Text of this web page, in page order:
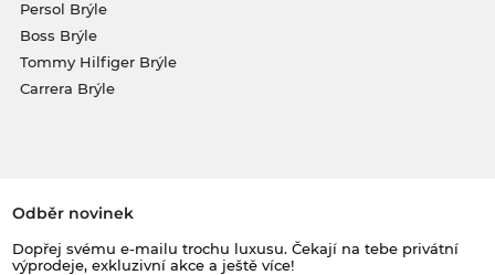
Persol Brýle
Boss Brýle
Tommy Hilfiger Brýle
Carrera Brýle
Odběr novinek
Dopřej svému e-mailu trochu luxusu. Čekají na tebe privátní
výprodeje, exkluzivní akce a ještě více!